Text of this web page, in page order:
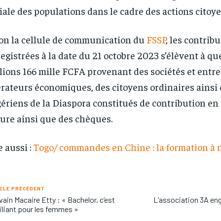
and you / year
every
opt
and you / year
every
opt
des populations dans le cadre des actions
la cellule de communication du FSSP, les
à la date du 21 octobre 2023 s’élèvent à
166 mille FCFA provenant des sociétés et
économiques, des citoyens ordinaires ainsi
de la Diaspora constitués de contribution en
ainsi que des chèques.
aussi : Togo/ commandes en Chine : la formation à
PRÉCÉDENT
Macaire Etty : « Bachelor, c’est
pour les femmes »
L’association 3A